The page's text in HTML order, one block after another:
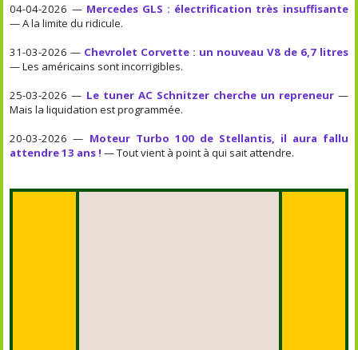
04-04-2026 — Mercedes GLS : électrification très insuffisante
— A la limite du ridicule.
31-03-2026 — Chevrolet Corvette : un nouveau V8 de 6,7 litres
— Les américains sont incorrigibles.
25-03-2026 — Le tuner AC Schnitzer cherche un repreneur—
Mais la liquidation est programmée.
20-03-2026 — Moteur Turbo 100 de Stellantis, il aura fallu
attendre 13 ans ! — Tout vient à point à qui sait attendre.